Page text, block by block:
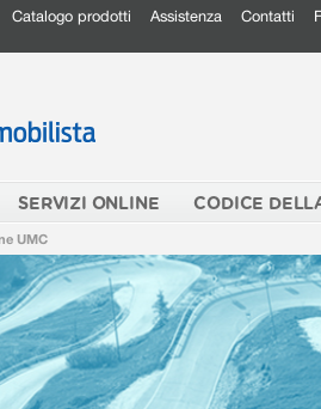
Catalogo prodotti Assistenza Contatti
SERVIZI ONLINE CODICE
UMC